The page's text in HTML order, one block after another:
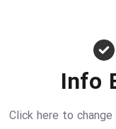
Info
Click here to